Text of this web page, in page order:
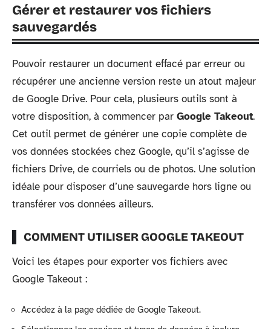
Gérer et restaurer vos fichiers
sauvegardés
Pouvoir restaurer un document effacé par erreur ou
récupérer une ancienne version reste un atout majeur
de Google Drive. Pour cela, plusieurs outils sont à
votre disposition, à commencer par Google Takeout.
Cet outil permet de générer une copie complète de
vos données stockées chez Google, qu’il s’agisse de
fichiers Drive, de courriels ou de photos. Une solution
idéale pour disposer d’une sauvegarde hors ligne ou
transférer vos données ailleurs.
COMMENT UTILISER GOOGLE TAKEOUT
Voici les étapes pour exporter vos fichiers avec
Google Takeout :
Accédez à la page dédiée de Google Takeout.